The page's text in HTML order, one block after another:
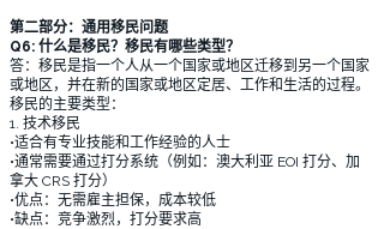
第二部分：通用移民问题
Q6: 什么是移民？移民有哪些类型？
答：移民是指一个人从一个国家或地区迁移到另一个国家
或地区，并在新的国家或地区定居、工作和生活的过程。
移民的主要类型：
1. 技术移民
•适合有专业技能和工作经验的人士
•通常需要通过打分系统（例如：澳大利亚 EOI 打分、加
拿大 CRS 打分）
•优点：无需雇主担保，成本较低
•缺点：竞争激烈，打分要求高